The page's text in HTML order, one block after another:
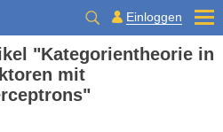
Einloggen
"Kategorientheorie in
mit